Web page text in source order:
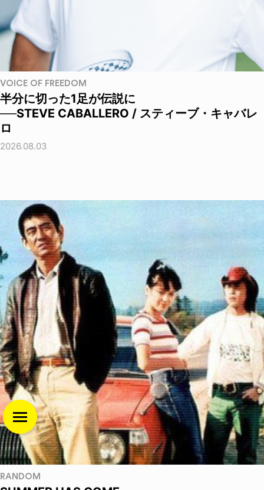
VOICE OF FREEDOM
半分に切った1足が伝説に
──STEVE CABALLERO / スティーブ・キャバレ
ロ
2026.08.03
RANDOM